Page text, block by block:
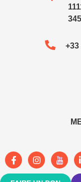
+33